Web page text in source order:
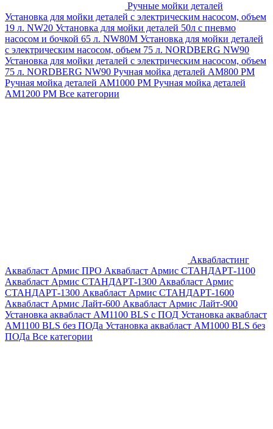
Ручные мойки деталей
Установка для мойки деталей с электрическим насосом, объем
19 л. NW20 Установка для мойки деталей 50л с пневмо
насосом и бочкой 65 л. NW80M Установка для мойки деталей
с электрическим насосом, объем 75 л. NORDBERG NW90
Установка для мойки деталей с электрическим насосом, объем
75 л. NORDBERG NW90 Ручная мойка деталей АМ800 РМ
Ручная мойка деталей АМ1000 РМ Ручная мойка деталей
АМ1200 РМ Все категории
Аквабластинг
Аквабласт Армис ПРО Аквабласт Армис СТАНДАРТ-1100
Аквабласт Армис СТАНДАРТ-1300 Аквабласт Армис
СТАНДАРТ-1300 Аквабласт Армис СТАНДАРТ-1600
Аквабласт Армис Лайт-600 Аквабласт Армис Лайт-900
Установка аквабласт AM1100 BLS с ПОД Установка аквабласт
AM1100 BLS без ПОДа Установка аквабласт AM1000 BLS без
ПОДа Все категории